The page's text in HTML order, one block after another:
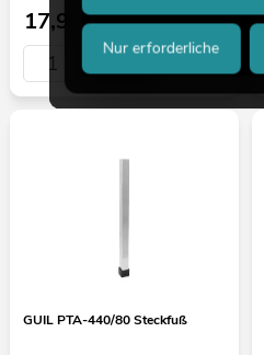
17,90€
GUIL PTA-440/80 Steckfuß
Nur erforderliche